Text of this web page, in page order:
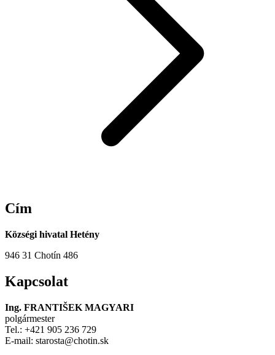
Cím
Községi hivatal Hetény
946 31 Chotín 486
Kapcsolat
Ing. FRANTIŠEK MAGYARI
polgármester
Tel.: +421 905 236 729
E-mail: starosta@chotin.sk